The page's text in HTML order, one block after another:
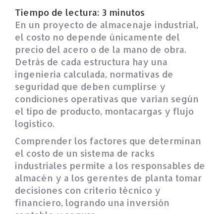
Tiempo de lectura: 3 minutos
En un proyecto de almacenaje industrial,
el costo no depende únicamente del
precio del acero o de la mano de obra.
Detrás de cada estructura hay una
ingeniería calculada, normativas de
seguridad que deben cumplirse y
condiciones operativas que varían según
el tipo de producto, montacargas y flujo
logístico.
Comprender los factores que determinan
el costo de un sistema de racks
industriales permite a los responsables de
almacén y a los gerentes de planta tomar
decisiones con criterio técnico y
financiero, logrando una inversión